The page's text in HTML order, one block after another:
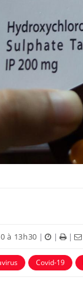
à 13h30 | | |
Covid-19